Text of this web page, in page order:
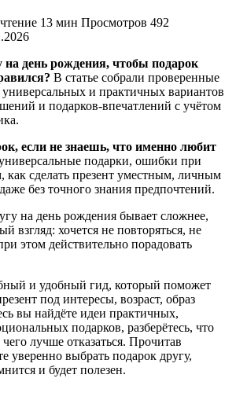
13 мин Просмотров 492
на день рождения, чтобы подарок
В статье собрали проверенные
и практичных вариантов
и подарков-впечатлений с учётом
если не знаешь, что именно любит
подарки, ошибки при
как сделать презент уместным, личным
без точного знания предпочтений.
на день рождения бывает сложнее,
взгляд: хочется не повторяться, не
этом действительно порадовать
и удобный гид, который поможет
под интересы, возраст, образ
вы найдёте идеи практичных,
подарков, разберётесь, что
лучше отказаться. Прочитав
уверенно выбрать подарок другу,
и будет полезен.